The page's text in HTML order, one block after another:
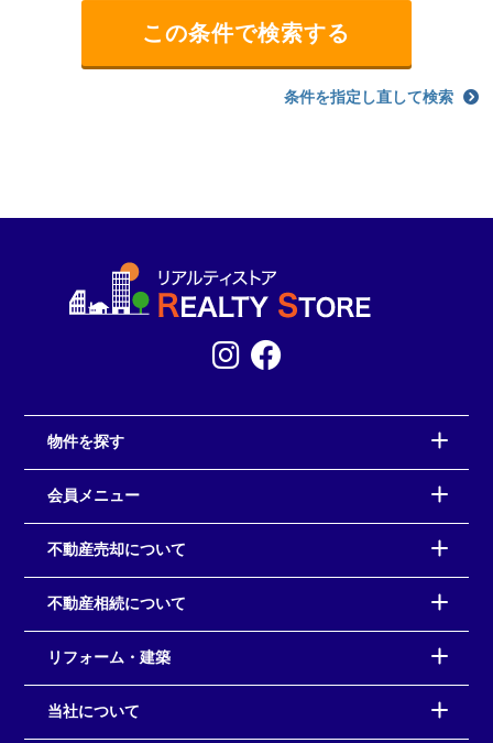
条件を指定し直して検索
物件を探す
会員メニュー
不動産売却について
不動産相続について
リフォーム・建築
当社について